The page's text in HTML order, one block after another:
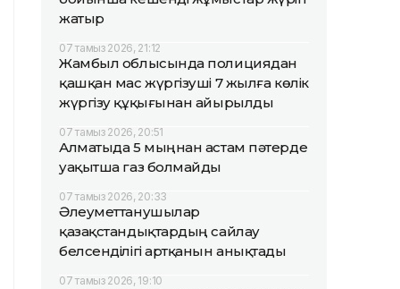
жатыр
07 тамыз 2026, 21:12
Жамбыл облысында полициядан
қашқан мас жүргізуші 7 жылға көлік
жүргізу құқығынан айырылды
07 тамыз 2026, 20:51
Алматыда 5 мыңнан астам пәтерде
уақытша газ болмайды
07 тамыз 2026, 20:33
Әлеуметтанушылар
қазақстандықтардың сайлау
белсенділігі артқанын анықтады
07 тамыз 2026, 19:10